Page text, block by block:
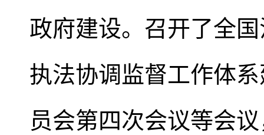
政府建设。召开了全
执法协调监督工作体
员会第四次会议等会